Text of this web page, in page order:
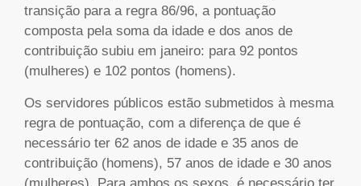
transição para a regra 86/96, a pontuação
composta pela soma da idade e dos anos de
contribuição subiu em janeiro: para 92 pontos
(mulheres) e 102 pontos (homens).
Os servidores públicos estão submetidos à mesma
regra de pontuação, com a diferença de que é
necessário ter 62 anos de idade e 35 anos de
contribuição (homens), 57 anos de idade e 30 anos
(mulheres). Para ambos os sexos, é necessário ter